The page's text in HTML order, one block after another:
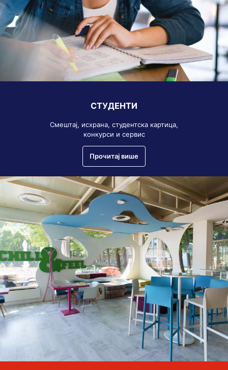
СТУДЕНТИ
Смештај, исхрана, студентска картица,
конкурси и сервис
Прочитај више